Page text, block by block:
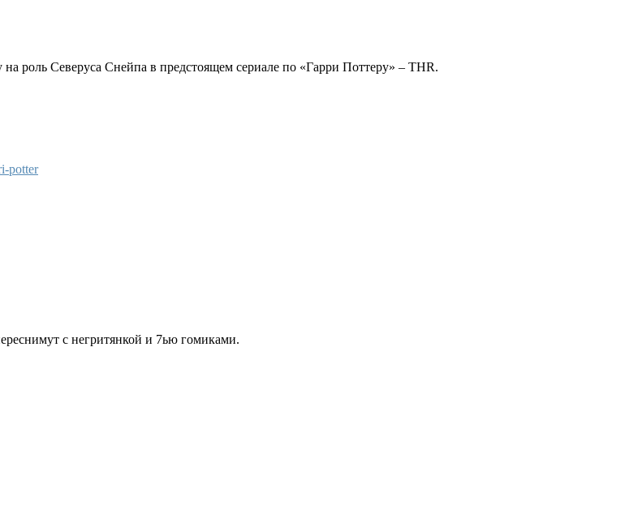
роль Северуса Снейпа в предстоящем сериале по «Гарри Поттеру» – THR.
potter
с негритянкой и 7ью гомиками.